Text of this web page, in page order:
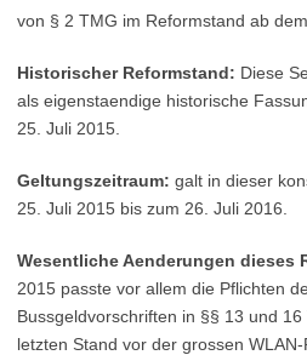
von § 2 TMG im Reformstand ab
Historischer Reformstand: Diese
als eigenstaendige historische
25. Juli 2015.
Geltungszeitraum: galt in dieser
25. Juli 2015 bis zum 26. Juli 2016.
Wesentliche Aenderungen dieses
2015 passte vor allem die Pflichten
Bussgeldvorschriften in §§ 13 und
letzten Stand vor der grossen WLAN-